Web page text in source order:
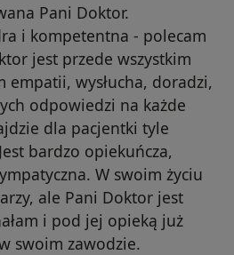
Pani Doktor.
i kompetentna - polecam
jest przede wszystkim
empatii, wysłucha, doradzi,
odpowiedzi na każde
dla pacjentki tyle
bardzo opiekuńcza,
W swoim życiu
ale Pani Doktor jest
i pod jej opieką już
swoim zawodzie.